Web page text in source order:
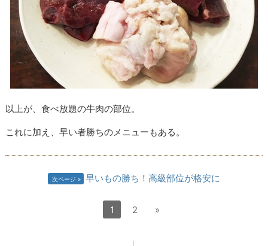
以上が、食べ放題の牛肉の部位。
これに加え、早い者勝ちのメニューもある。
次ページ 早いもの勝ち！高級部位が格安に
1 2 »